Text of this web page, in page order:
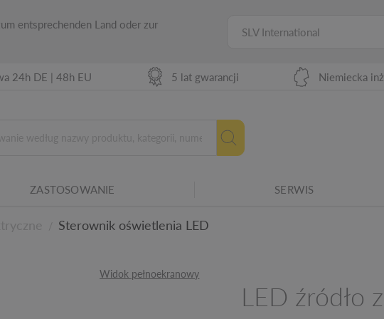
entsprechenden Land oder zur
SLV International
24h DE | 48h EU 5 lat gwarancji Niemiecka
ZASTOSOWANIE SERWIS
Sterownik oświetlenia LED
Widok pełnoekranowy
LED źródło